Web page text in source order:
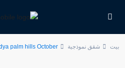
بيت شقق نموذجية palm hills October.